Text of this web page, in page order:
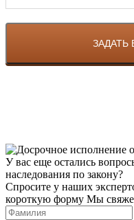
У вас еще остались
наследования по закону?
Спросите у наших
короткую форму Мы